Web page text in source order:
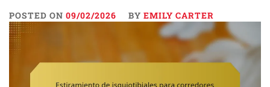
POSTED ON 09/02/2026 BY EMILY CARTER